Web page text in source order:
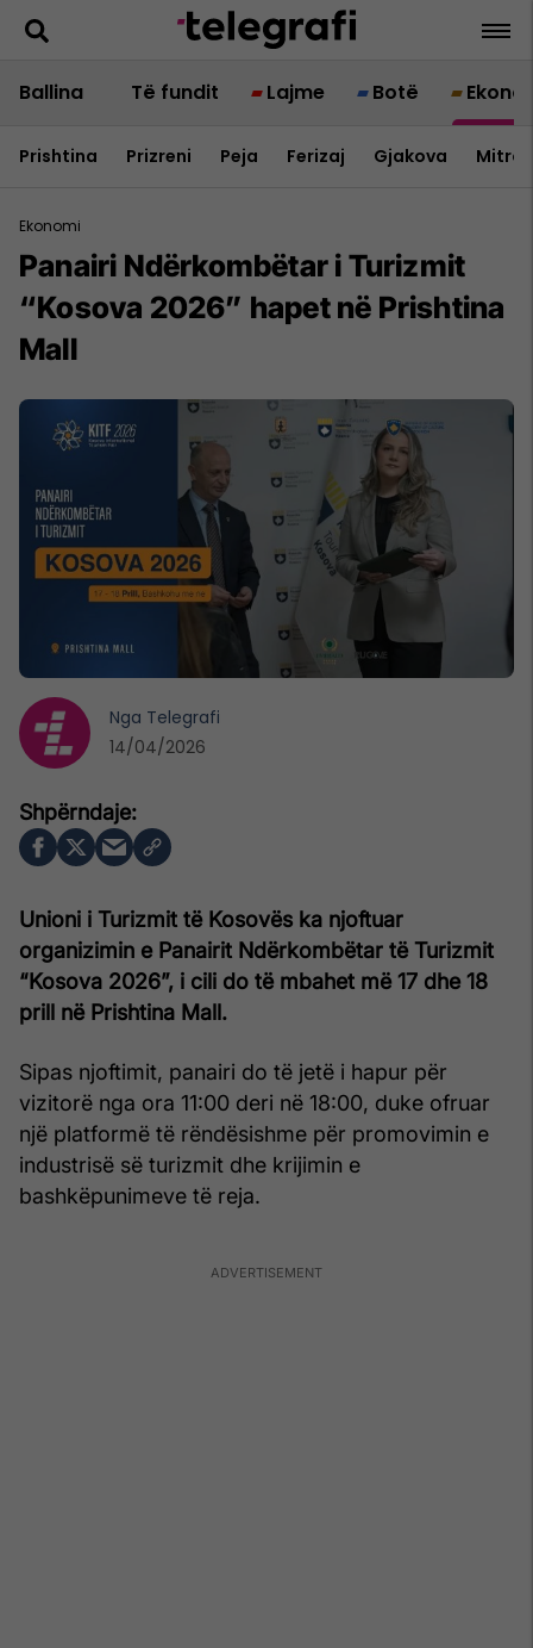
Ballina Të fundit Lajme Botë
Prishtina Prizreni Peja Ferizaj Gjakova
Ekonomi
Panairi Ndërkombëtar i Turizmit
“Kosova 2026” hapet në Prishtina
Mall
Unioni i Turizmit të Kosovës ka njoftuar
organizimin e Panairit Ndërkombëtar të Turizmit
“Kosova 2026”, i cili do të mbahet më 17 dhe 18
prill në Prishtina Mall.
Sipas njoftimit, panairi do të jetë i hapur për
vizitorë nga ora 11:00 deri në 18:00, duke ofruar
një platformë të rëndësishme për promovimin e
industrisë së turizmit dhe krijimin e
bashkëpunimeve të reja.
Nga Telegrafi
14/04/2026